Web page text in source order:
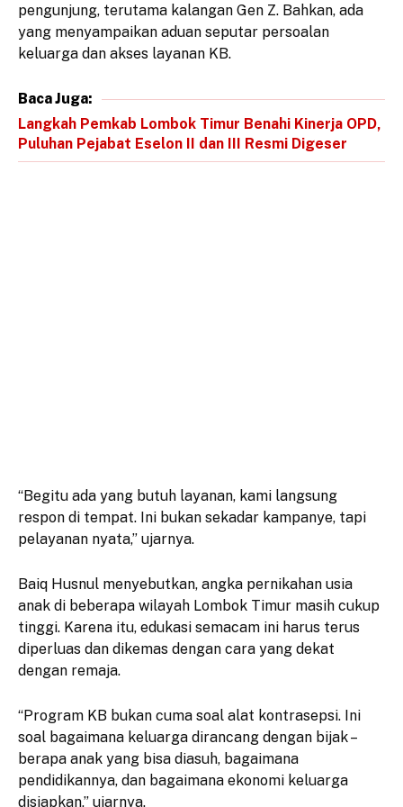
pengunjung, terutama kalangan Gen Z. Bahkan, ada
yang menyampaikan aduan seputar persoalan
keluarga dan akses layanan KB.
Baca Juga:
Langkah Pemkab Lombok Timur Benahi Kinerja OPD,
Puluhan Pejabat Eselon II dan III Resmi Digeser
“Begitu ada yang butuh layanan, kami langsung
respon di tempat. Ini bukan sekadar kampanye, tapi
pelayanan nyata,” ujarnya.
Baiq Husnul menyebutkan, angka pernikahan usia
anak di beberapa wilayah Lombok Timur masih cukup
tinggi. Karena itu, edukasi semacam ini harus terus
diperluas dan dikemas dengan cara yang dekat
dengan remaja.
“Program KB bukan cuma soal alat kontrasepsi. Ini
soal bagaimana keluarga dirancang dengan bijak –
berapa anak yang bisa diasuh, bagaimana
pendidikannya, dan bagaimana ekonomi keluarga
disiapkan,” ujarnya.